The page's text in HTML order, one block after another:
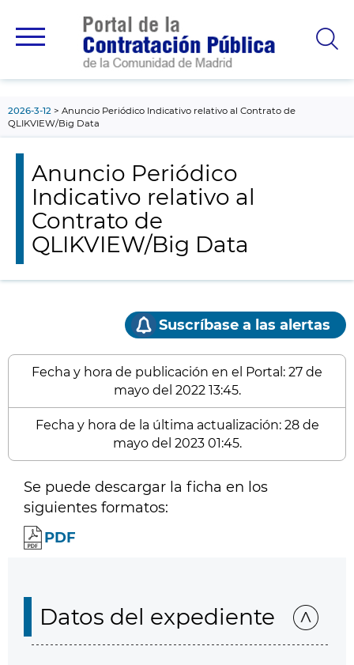
principal
2026-3-12
Anuncio Periódico Indicativo relativo al Contrato de
QLIKVIEW/Big Data
Anuncio Periódico
Indicativo relativo al
Contrato de
QLIKVIEW/Big Data
Suscríbase a las alertas
Fecha y hora de publicación en el Portal: 27 de
mayo del 2022 13:45.
Fecha y hora de la última actualización: 28 de
mayo del 2023 01:45.
Se puede descargar la ficha en los
siguientes formatos:
PDF
Datos del expediente